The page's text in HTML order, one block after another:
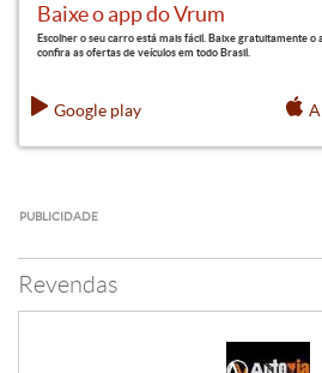
Baixe o app do Vrum
Escolher o seu carro está mais fácil. Baixe gratuitamente
confira as ofertas de veículos em todo Brasil.
Google play
PUBLICIDADE
Revendas